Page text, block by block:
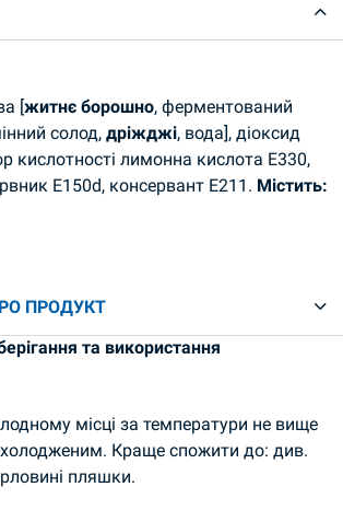
[житнє борошно, ферментований
солод, дріжджі, вода], діоксид
кислотності лимонна кислота E330,
E150d, консервант E211. Містить:
ПРОДУКТ
та використання
місці за температури не вище
Краще спожити до: див.
пляшки.